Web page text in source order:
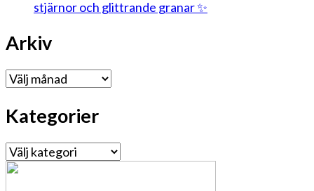
stjärnor och glittrande granar ✨
Arkiv
Arkiv
Kategorier
Kategorier